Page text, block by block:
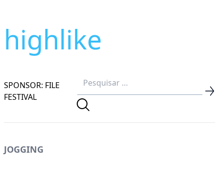
highlike
SPONSOR: FILE
FESTIVAL
JOGGING